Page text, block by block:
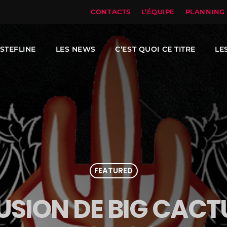
CONTACTS L’ÉQUIPE PLANNING
LES NEWS C’EST QUOI CE TITRE
FEATURED
DE BIG